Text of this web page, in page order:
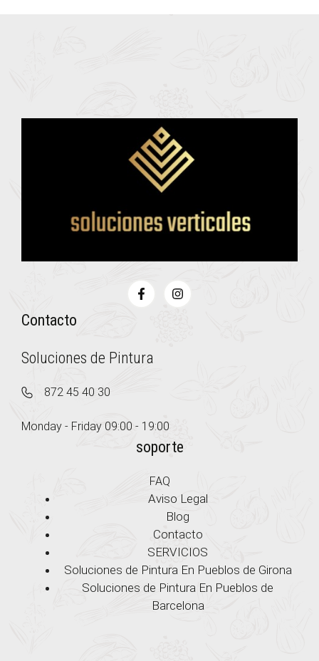
Contacto
Soluciones de Pintura
872 45 40 30
Monday - Friday 09:00 - 19:00
soporte
FAQ
Aviso Legal
Blog
Contacto
SERVICIOS
Soluciones de Pintura En Pueblos de Girona
Soluciones de Pintura En Pueblos de
Barcelona